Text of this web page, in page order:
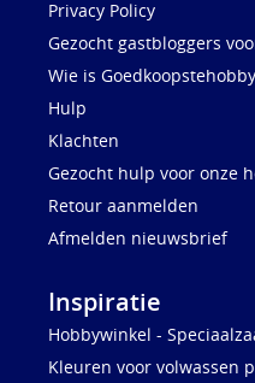
Privacy Policy
Gezocht gastbloggers
Wie is
Hulp
Klachten
Gezocht hulp voor onze
Retour aanmelden
Afmelden nieuwsbrief
Inspiratie
Hobbywinkel -
Kleuren voor volwassen